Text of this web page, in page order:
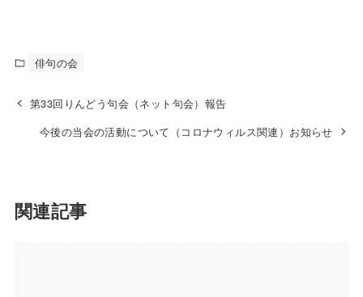
俳句の会
第33回りんどう句会（ネット句会）報告
今後の当会の活動について（コロナウィルス関連）お知らせ
関連記事